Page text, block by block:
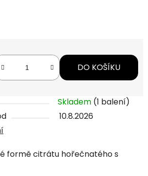
DO KOŠÍKU
Skladem (1 balení)
10.8.2026
formě citrátu hořečnatého s